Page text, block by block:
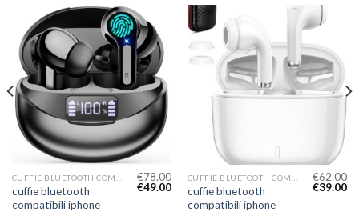
cuffie bluetooth
compatibili iphone
€78.00
€49.00
cuffie bluetooth
compatibili iphone
€62.00
€39.00